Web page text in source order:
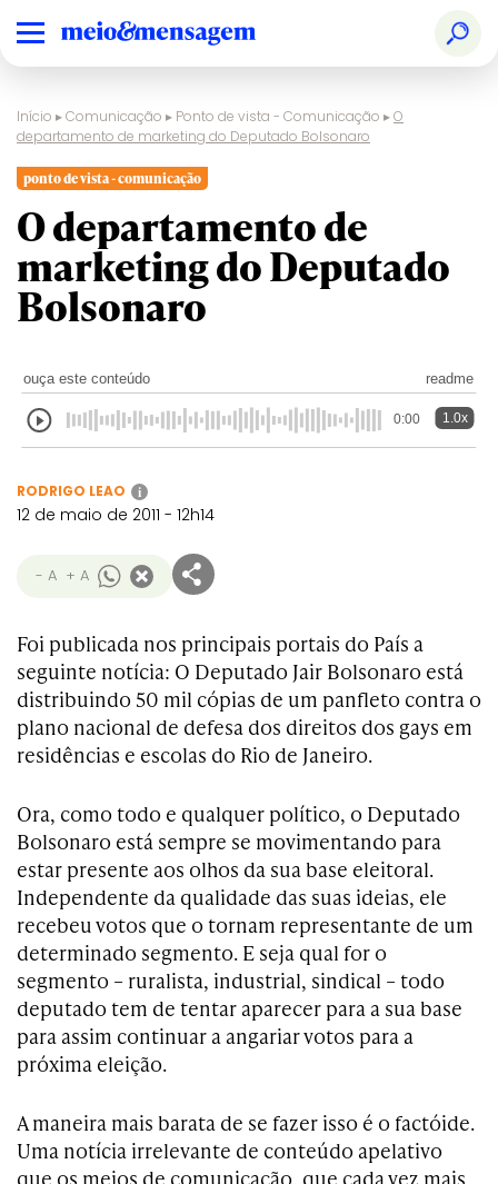
Início ▸Comunicação ▸ Ponto de vista - Comunicação ▸O
departamento de marketing do Deputado Bolsonaro
ponto de vista - comunicação
O departamento de
marketing do Deputado
Bolsonaro
ouça este conteúdo readme
0:00 1.0x
RODRIGO LEAO i
12 de maio de 2011 - 12h14
- A + A
Foi publicada nos principais portais do País a
seguinte notícia: O Deputado Jair Bolsonaro está
distribuindo 50 mil cópias de um panfleto contra o
plano nacional de defesa dos direitos dos gays em
residências e escolas do Rio de Janeiro.
Ora, como todo e qualquer político, o Deputado
Bolsonaro está sempre se movimentando para
estar presente aos olhos da sua base eleitoral.
Independente da qualidade das suas ideias, ele
recebeu votos que o tornam representante de um
determinado segmento. E seja qual for o
segmento – ruralista, industrial, sindical – todo
deputado tem de tentar aparecer para a sua base
para assim continuar a angariar votos para a
próxima eleição.
A maneira mais barata de se fazer isso é o factóide.
Uma notícia irrelevante de conteúdo apelativo
que os meios de comunicação, que cada vez mais